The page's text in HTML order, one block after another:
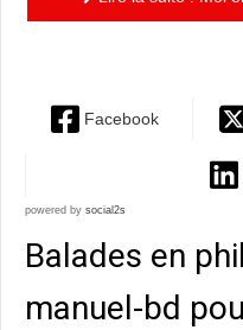
Facebook
powered by social2s
Balades en
manuel-bd